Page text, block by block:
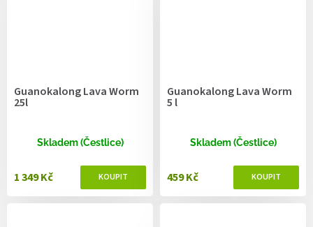
Guanokalong Lava Worm
25l
Skladem (Čestlice)
1 349 Kč
Guanokalong Lava Worm
5 l
Skladem (Čestlice)
459 Kč